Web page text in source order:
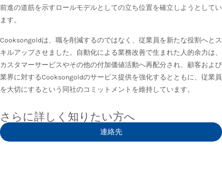
前進の道筋を示すロールモデルとしての立ち位置を確立しようとしてい
ます。
Cooksongoldは、職を削減するのではなく、従業員を新たな役割へとス
キルアップさせました。自動化による業務改善で生まれた人的余力は、
カスタマーサービスやその他の付加価値活動へ再配分され、顧客および
業界に対するCooksongoldのサービス提供を強化するとともに、従業員
を大切にするという同社のコミットメントを維持しています。
さらに詳しく知りたい方へ
連絡先